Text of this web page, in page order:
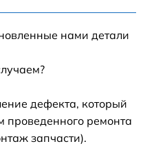
нами детали
дефекта, который
проведенного ремонта
запчасти).